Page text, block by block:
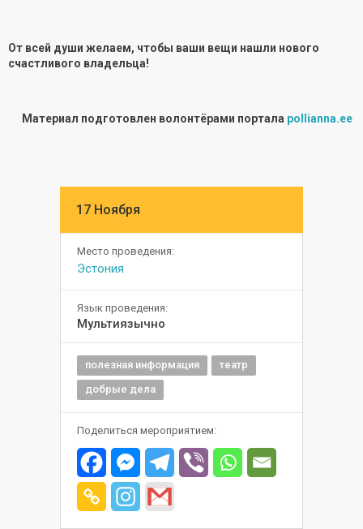
От всей души желаем, чтобы ваши вещи нашли нового
счастливого владельца!
Материал подготовлен волонтёрами портала pollianna.ee
17 Ноября
Место проведения:
Эстония
Язык проведения:
Мультиязычно
полезная информация
театр
добрые дела
Поделиться мероприятием: